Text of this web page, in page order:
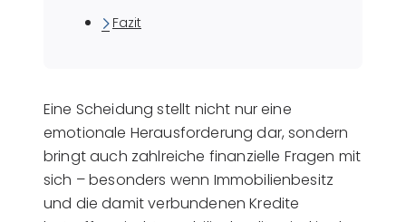
Eine Scheidung stellt nicht nur eine
emotionale Herausforderung dar, sondern
bringt auch zahlreiche finanzielle Fragen mit
sich – besonders wenn Immobilienbesitz
und die damit verbundenen Kredite
Fazit